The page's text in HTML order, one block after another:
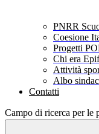
PNRR
Coesione
Progetti
Chi era
Attività
Albo
Contatti
Campo di ricerca per le